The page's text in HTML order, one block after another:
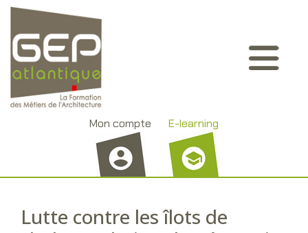
Aller
contenu
principal
Mon compte E-learning
Lutte contre les îlots de
Panneau de gestion des cookies